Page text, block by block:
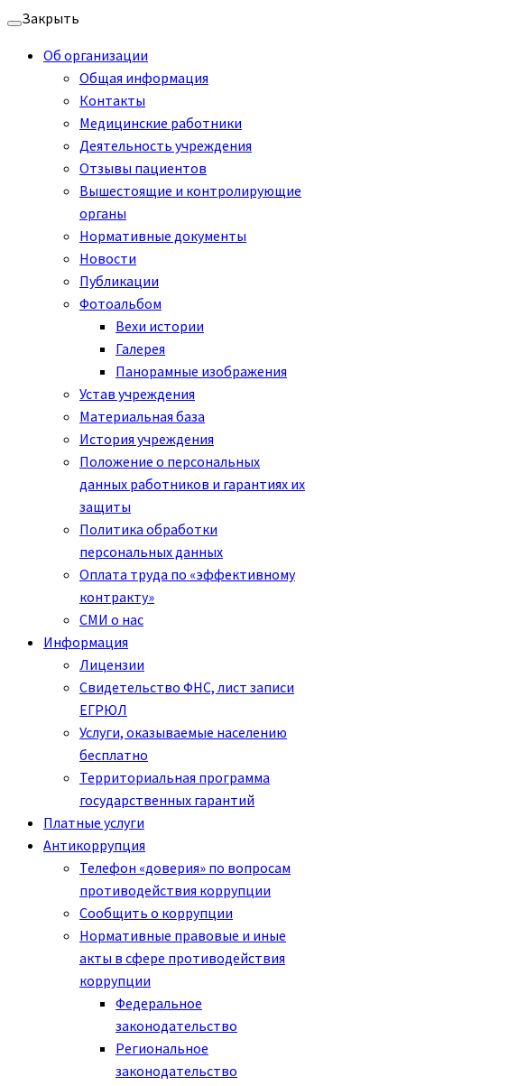
Перейти
содержимому
Закрыть
Об организации
Общая информация
Контакты
Медицинские работники
Деятельность учреждения
Отзывы пациентов
Вышестоящие и контролирующие
органы
Нормативные документы
Новости
Публикации
Фотоальбом
Вехи истории
Галерея
Панорамные изображения
Устав учреждения
Материальная база
История учреждения
Положение о персональных
данных работников и гарантиях их
защиты
Политика обработки
персональных данных
Оплата труда по «эффективному
контракту»
СМИ о нас
Информация
Лицензии
Свидетельство ФНС, лист записи
ЕГРЮЛ
Услуги, оказываемые населению
бесплатно
Территориальная программа
государственных гарантий
Платные услуги
Антикоррупция
Телефон «доверия» по вопросам
противодействия коррупции
Сообщить о коррупции
Нормативные правовые и иные
акты в сфере противодействия
коррупции
Федеральное
законодательство
Региональное
законодательство